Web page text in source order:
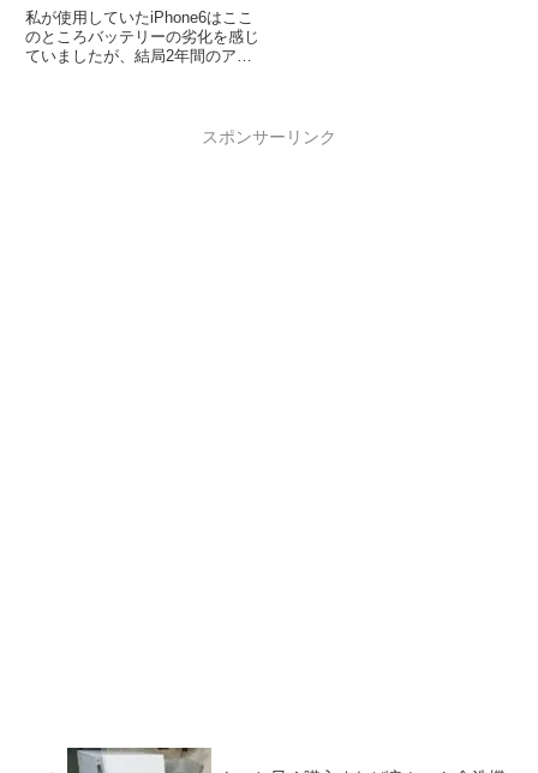
私が使用していたiPhone6はここ
のところバッテリーの劣化を感じ
ていましたが、結局2年間のアッ
スポンサーリンク